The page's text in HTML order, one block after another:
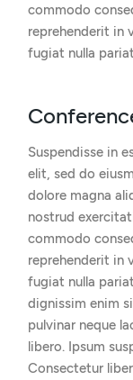
commodo
reprehenderit in
fugiat nulla
Suspendisse in
elit, sed do
dolore magna
nostrud
commodo
reprehenderit in
fugiat nulla
dignissim enim
pulvinar neque
libero. Ipsum
Consectetur